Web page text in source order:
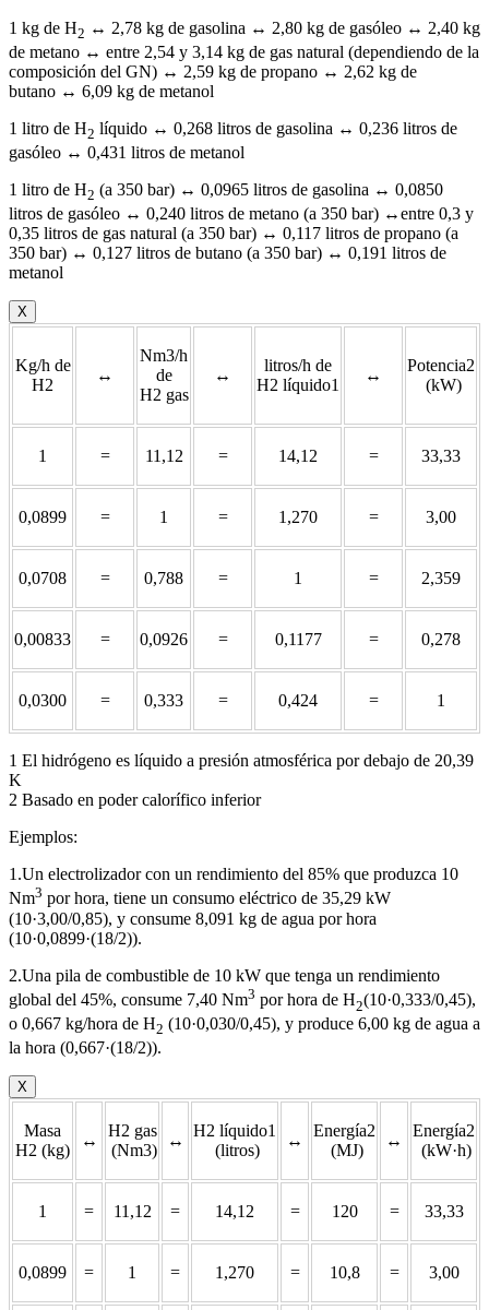
1 kg de H2 ↔ 2,78 kg de gasolina ↔ 2,80 kg de gasóleo ↔ 2,40 kg
de metano ↔ entre 2,54 y 3,14 kg de gas natural (dependiendo de la
composición del GN) ↔ 2,59 kg de propano ↔ 2,62 kg de
butano ↔ 6,09 kg de metanol
1 litro de H2 líquido ↔ 0,268 litros de gasolina ↔ 0,236 litros de
gasóleo ↔ 0,431 litros de metanol
1 litro de H2 (a 350 bar) ↔ 0,0965 litros de gasolina ↔ 0,0850
litros de gasóleo ↔ 0,240 litros de metano (a 350 bar) ↔entre 0,3 y
0,35 litros de gas natural (a 350 bar) ↔ 0,117 litros de propano (a
350 bar) ↔ 0,127 litros de butano (a 350 bar) ↔ 0,191 litros de
metanol
X
Kg/h de
H2
↔
Nm3/h
de
H2 gas
↔
litros/h de
H2 líquido1
↔
Potencia2
(kW)
1 = 11,12 = 14,12 = 33,33
0,0899 = 1 = 1,270 = 3,00
0,0708 = 0,788 = 1 = 2,359
0,00833 = 0,0926 = 0,1177 = 0,278
0,0300 = 0,333 = 0,424 = 1
1 El hidrógeno es líquido a presión atmosférica por debajo de 20,39
K
2 Basado en poder calorífico inferior
Ejemplos:
1.Un electrolizador con un rendimiento del 85% que produzca 10
Nm3 por hora, tiene un consumo eléctrico de 35,29 kW
(10·3,00/0,85), y consume 8,091 kg de agua por hora
(10·0,0899·(18/2)).
2.Una pila de combustible de 10 kW que tenga un rendimiento
global del 45%, consume 7,40 Nm3 por hora de H2(10·0,333/0,45),
o 0,667 kg/hora de H2 (10·0,030/0,45), y produce 6,00 kg de agua a
la hora (0,667·(18/2)).
X
Masa
H2 (kg)
↔
H2 gas
(Nm3)
↔
H2 líquido1
(litros)
↔
Energía2
(MJ)
↔
Energía2
(kW·h)
1 = 11,12 = 14,12 = 120 = 33,33
0,0899 = 1 = 1,270 = 10,8 = 3,00